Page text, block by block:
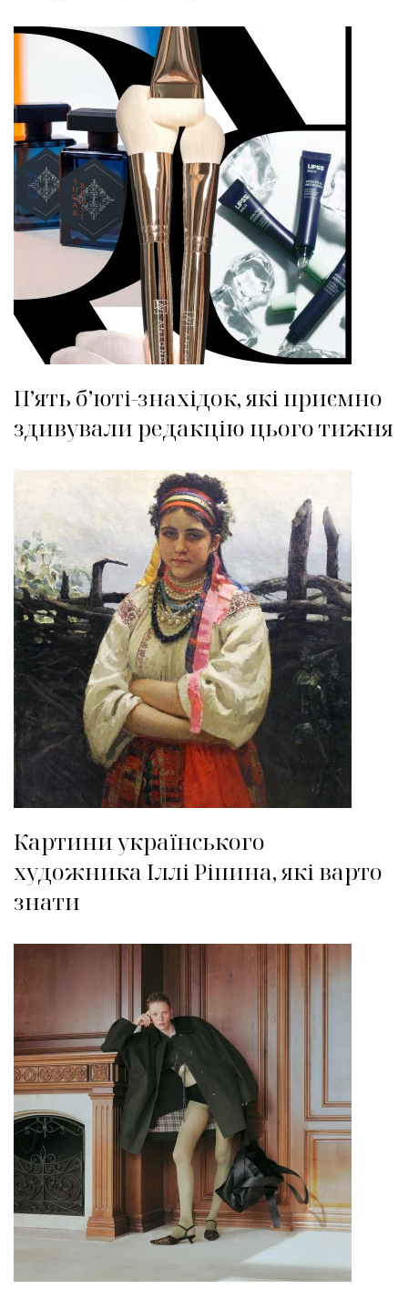
П’ять б’юті-знахідок, які приємно
здивували редакцію цього тижня
Картини українського
художника Іллі Ріпина, які варто
знати